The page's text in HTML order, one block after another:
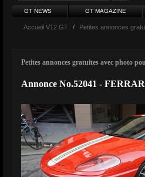
GT NEWS GT MAGAZINE
Accueil V12 GT / Petites annonces
Petites annonces gratuites avec photo
Annonce No.52041 -